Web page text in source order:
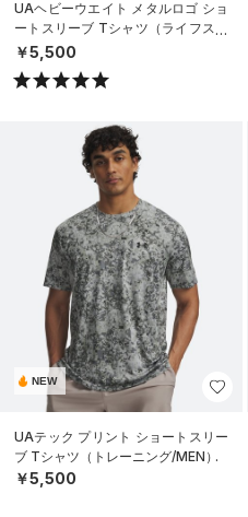
UAヘビーウエイト メタルロゴ ショ
ートスリーブ Tシャツ（ライフスタ
イル/MEN）
￥5,500
NEW
UAテック プリント ショートスリー
ブ Tシャツ（トレーニング/MEN）
￥5,500